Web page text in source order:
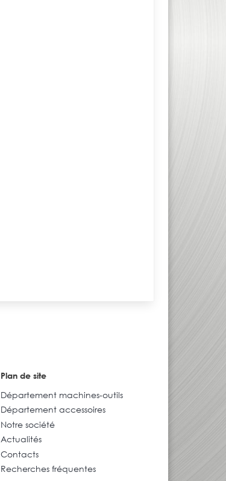
Plan de site
Département machines-outils
Département accessoires
Notre société
Actualités
Contacts
Recherches fréquentes